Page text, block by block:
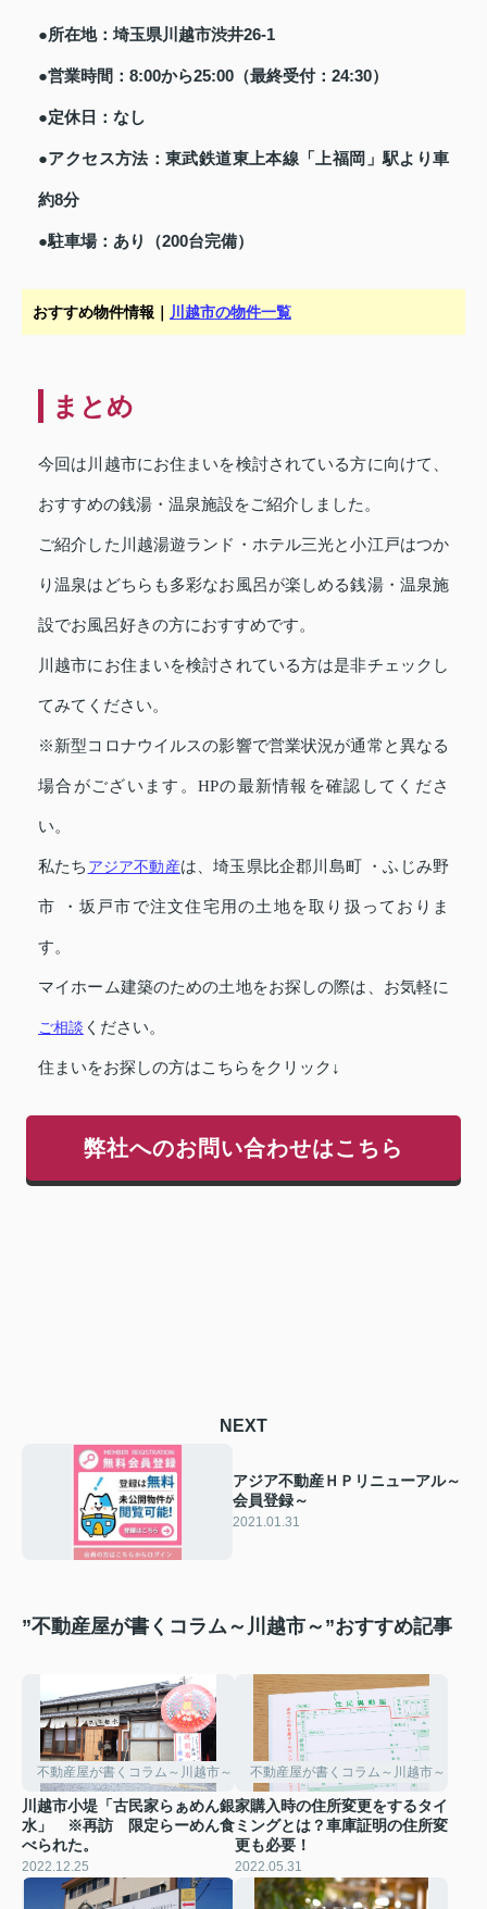
●所在地：埼玉県川越市渋井26-1
●営業時間：8:00から25:00（最終受付：24:30）
●定休日：なし
●アクセス方法：東武鉄道東上本線「上福岡」駅より車
約8分
●駐車場：あり（200台完備）
おすすめ物件情報｜ 川越市の物件一覧
まとめ
今回は川越市にお住まいを検討されている方に向けて、
おすすめの銭湯・温泉施設をご紹介しました。
ご紹介した川越湯遊ランド・ホテル三光と小江戸はつか
り温泉はどちらも多彩なお風呂が楽しめる銭湯・温泉施
設でお風呂好きの方におすすめです。
川越市にお住まいを検討されている方は是非チェックし
てみてください。
※新型コロナウイルスの影響で営業状況が通常と異なる
場合がございます。HPの最新情報を確認してくださ
い。
私たち アジア不動産は、埼玉県比企郡川島町 ・ふじみ野
市 ・坂戸市で注文住宅用の土地を取り扱っておりま
す。
マイホーム建築のための土地をお探しの際は、お気軽に
ご相談 ください。
住まいをお探しの方はこちらをクリック↓
弊社へのお問い合わせはこちら
NEXT
アジア不動産ＨＰリニューアル～
会員登録～
2021.01.31
”不動産屋が書くコラム～川越市～”おすすめ記事
不動産屋が書くコラム～川越市～
川越市小堤「古民家らぁめん銀
水」 ※再訪 限定らーめん食
べられた。
2022.12.25
不動産屋が書くコラム～川越市～
家購入時の住所変更をするタイ
ミングとは？車庫証明の住所変
更も必要！
2022.05.31